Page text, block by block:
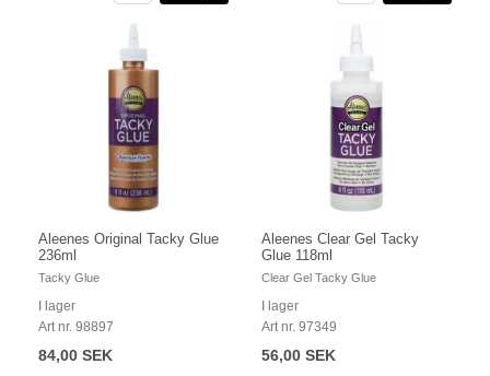
Aleenes Original Tacky Glue
236ml
Tacky Glue
I lager
Art nr. 98897
84,00 SEK
Aleenes Clear Gel Tacky
Glue 118ml
Clear Gel Tacky Glue
I lager
Art nr. 97349
56,00 SEK